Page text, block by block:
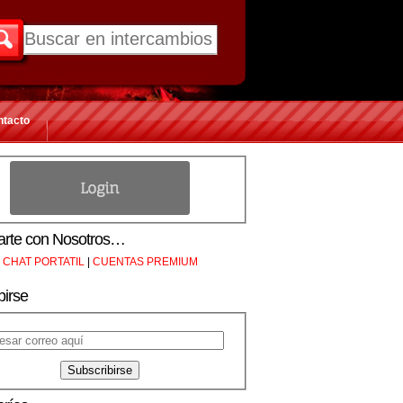
con Nosotros…
CHAT PORTATIL | CUENTAS PREMIUM